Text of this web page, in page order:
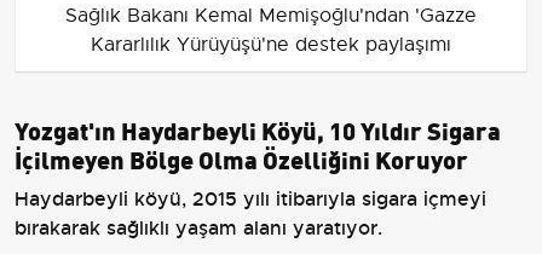
Sağlık Bakanı Kemal Memişoğlu'ndan 'Gazze
Kararlılık Yürüyüşü'ne destek paylaşımı
Yozgat'ın Haydarbeyli Köyü, 10 Yıldır Sigara
İçilmeyen Bölge Olma Özelliğini Koruyor
Haydarbeyli köyü, 2015 yılı itibarıyla sigara içmeyi
bırakarak sağlıklı yaşam alanı yaratıyor.